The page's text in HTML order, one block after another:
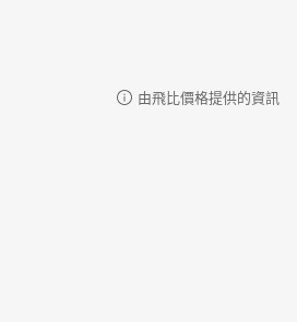
由飛比價格提供的資訊